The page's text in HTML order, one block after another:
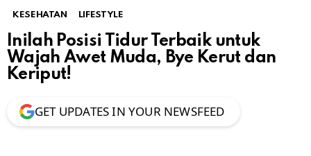
KESEHATAN LIFESTYLE
Inilah Posisi Tidur Terbaik untuk
Wajah Awet Muda, Bye Kerut dan
Keriput!
GET UPDATES IN YOUR NEWSFEED